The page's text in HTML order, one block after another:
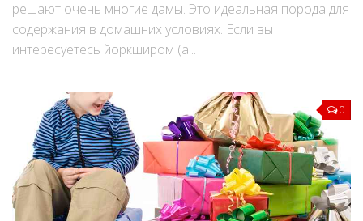
решают очень многие дамы. Это идеальная порода для
содержания в домашних условиях. Если вы
интересуетесь йоркширом (а...
0